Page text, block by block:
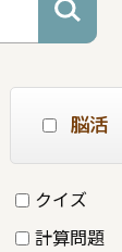
脳活
クイズ
計算問題